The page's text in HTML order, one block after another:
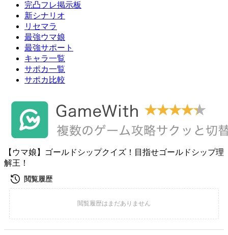
完凸フレ掲示板
新シナリオ
リセマラ
最強ウマ娘
最強サポート
キャラ一覧
サポカ一覧
サポカ比較
【ウマ娘】ゴールドシップクイズ！目指せゴールドシップ理
解王！